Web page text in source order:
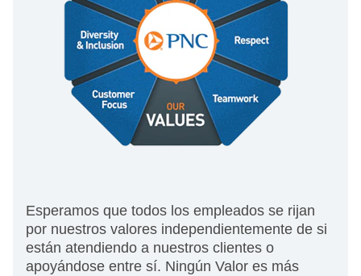
Esperamos que todos los empleados se rijan
por nuestros valores independientemente de si
están atendiendo a nuestros clientes o
apoyándose entre sí. Ningún Valor es más